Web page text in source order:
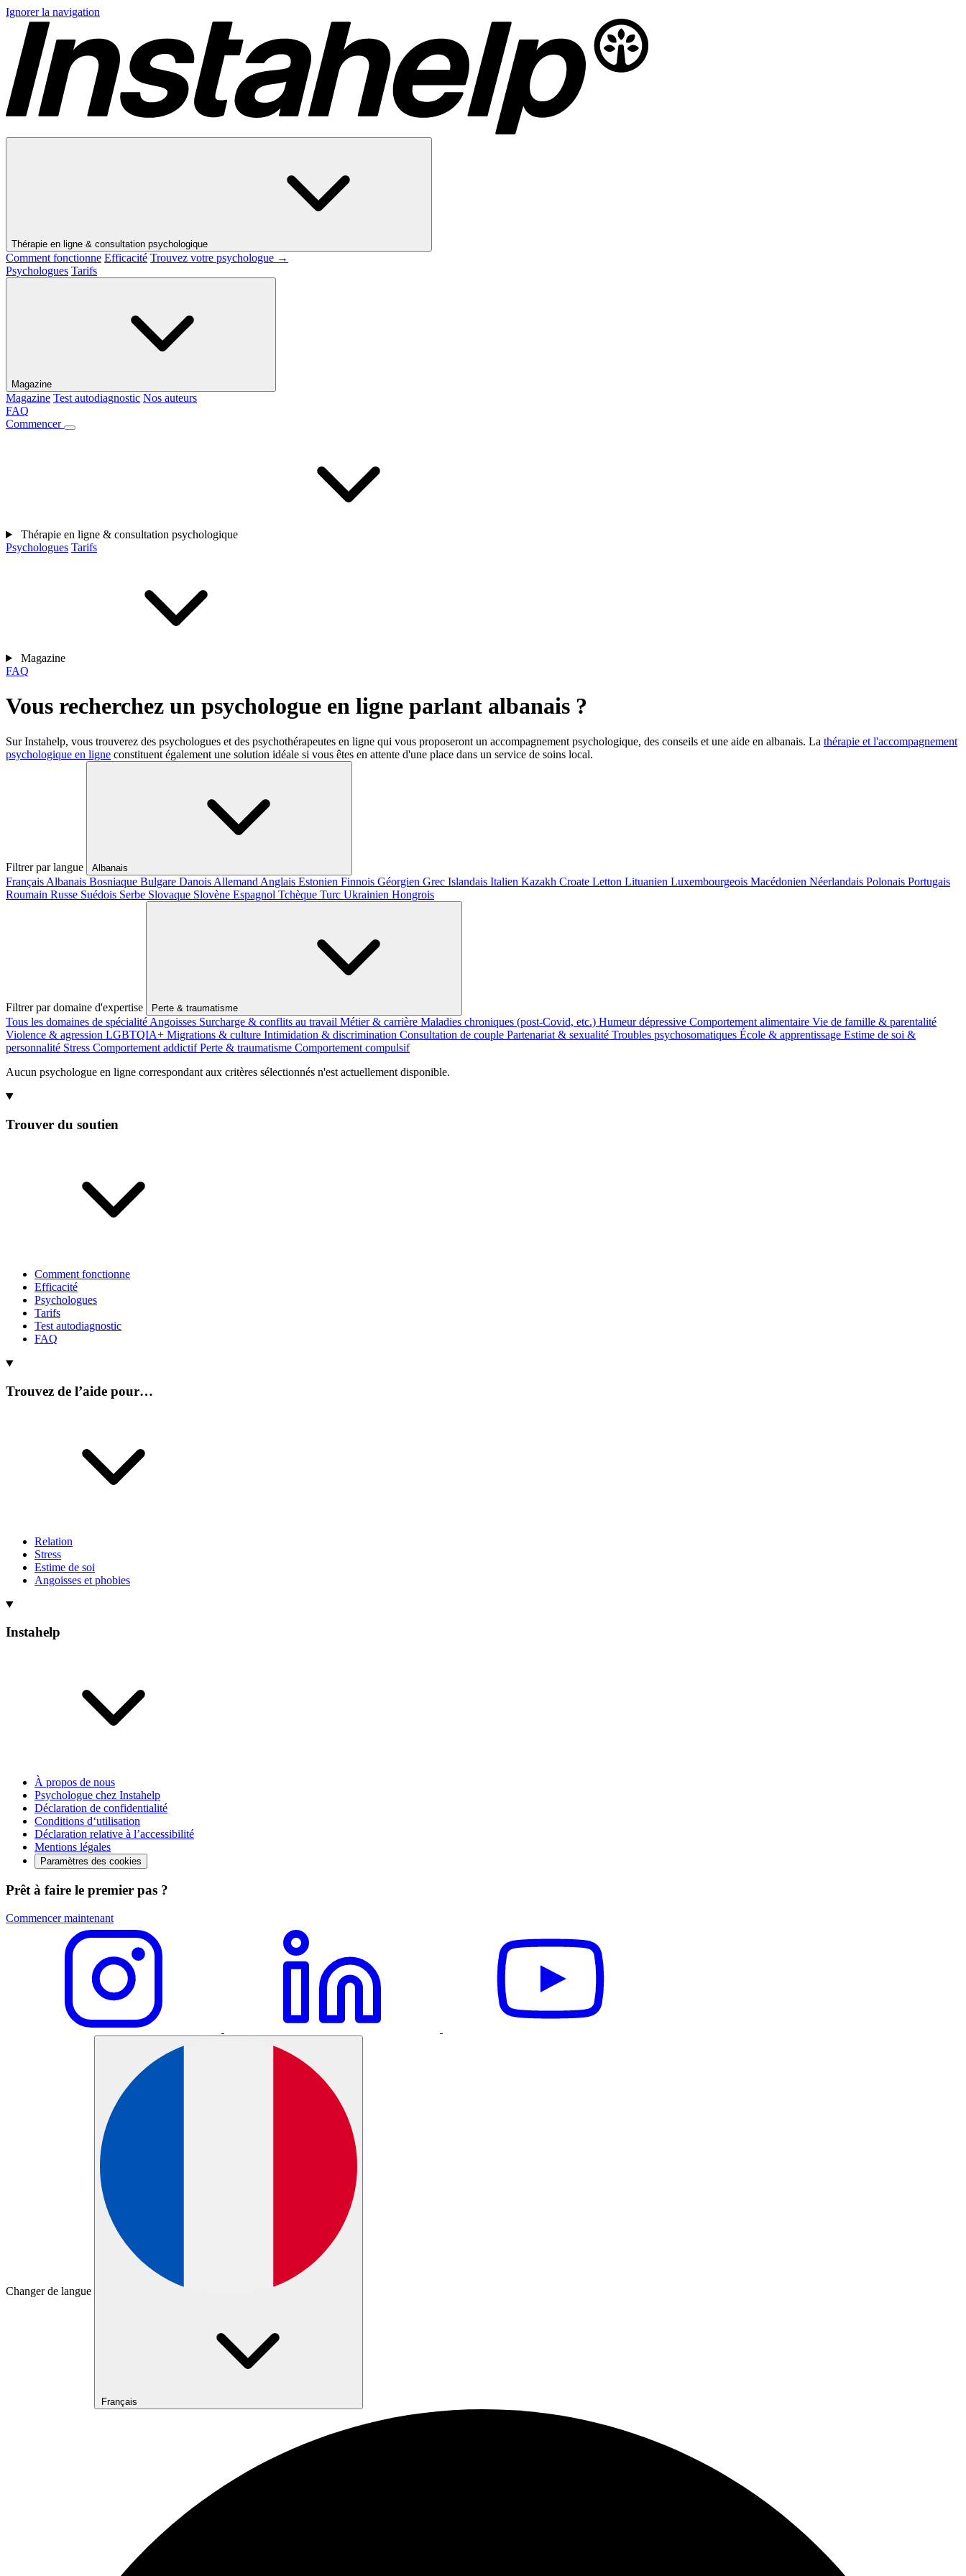
Ignorer la navigation
Thérapie en ligne & consultation psychologique
Comment fonctionne Efficacité Trouvez votre psychologue →
Psychologues Tarifs
Magazine
Magazine Test autodiagnostic Nos auteurs
FAQ
Commencer
Thérapie en ligne & consultation psychologique
Psychologues Tarifs
Magazine
FAQ
Vous recherchez un psychologue en ligne parlant albanais ?
Sur Instahelp, vous trouverez des psychologues et des psychothérapeutes en ligne qui vous proposeront un accompagnement psychologique, des conseils et une aide en albanais. La thérapie et l'accompagnement
psychologique en ligne constituent également une solution idéale si vous êtes en attente d'une place dans un service de soins local.
Filtrer par langue Albanais
Français Albanais Bosniaque Bulgare Danois Allemand Anglais Estonien Finnois Géorgien Grec Islandais Italien Kazakh Croate Letton Lituanien Luxembourgeois Macédonien Néerlandais Polonais Portugais
Roumain Russe Suédois Serbe Slovaque Slovène Espagnol Tchèque Turc Ukrainien Hongrois
Filtrer par domaine d'expertise Perte & traumatisme
Tous les domaines de spécialité Angoisses Surcharge & conflits au travail Métier & carrière Maladies chroniques (post-Covid, etc.) Humeur dépressive Comportement alimentaire Vie de famille & parentalité
Violence & agression LGBTQIA+ Migrations & culture Intimidation & discrimination Consultation de couple Partenariat & sexualité Troubles psychosomatiques École & apprentissage Estime de soi &
personnalité Stress Comportement addictifPerte & traumatisme Comportement compulsif
Aucun psychologue en ligne correspondant aux critères sélectionnés n'est actuellement disponible.
Trouver du soutien
Comment fonctionne
Efficacité
Psychologues
Tarifs
Test autodiagnostic
FAQ
Trouvez de l’aide pour…
Relation
Stress
Estime de soi
Angoisses et phobies
Instahelp
À propos de nous
Psychologue chez Instahelp
Déclaration de confidentialité
Conditions d‘utilisation
Déclaration relative à l’accessibilité
Mentions légales
Paramètres des cookies
Prêt à faire le premier pas ?
Commencer maintenant
Changer de langue
Français